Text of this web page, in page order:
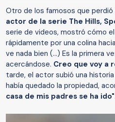
Otro de los famosos que
actor de la serie The Hills,
serie de videos, mostró cómo
rápidamente por una colina
ve nada bien (...) Es la primera
acercándose. Creo que voy a
tarde, el actor subió una
había quedado la propiedad,
casa de mis padres se ha